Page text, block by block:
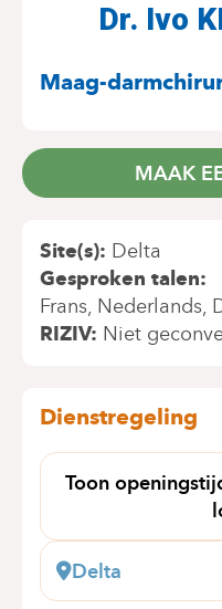
Dr. Ivo
Maag-
MAAK
Site(s) Delta
Gesproken talen
Frans Nederlands
RIZIV Niet
Dienstregeling
Toon
Delta
Boulevard du